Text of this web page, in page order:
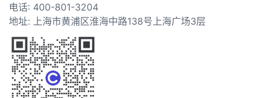
电话: 400-801-3204
地址: 上海市黄浦区淮海中路138号上海广场3层